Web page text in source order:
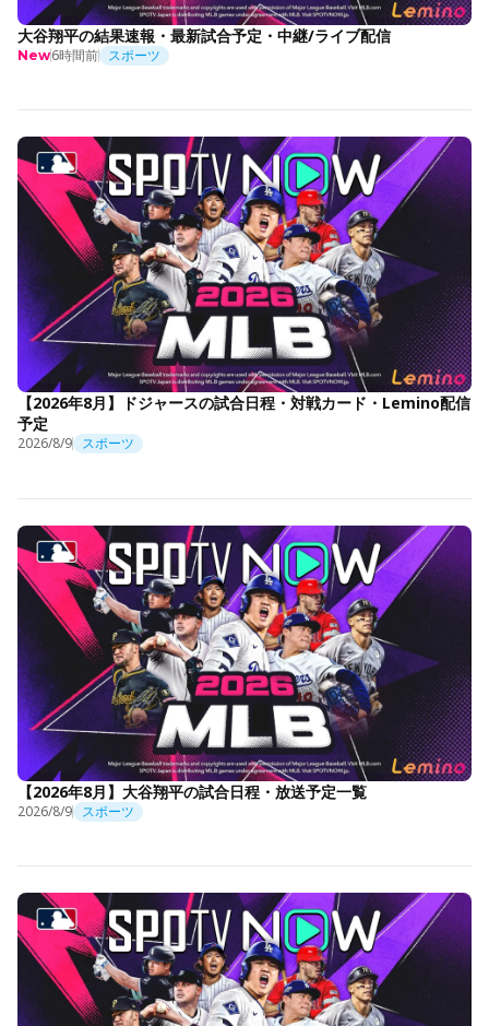
大谷翔平の結果速報・最新試合予定・中継/ライブ配信
New6時間前 スポーツ
【2026年8月】ドジャースの試合日程・対戦カード・Lemino配信
予定
2026/8/9 スポーツ
【2026年8月】大谷翔平の試合日程・放送予定一覧
2026/8/9 スポーツ